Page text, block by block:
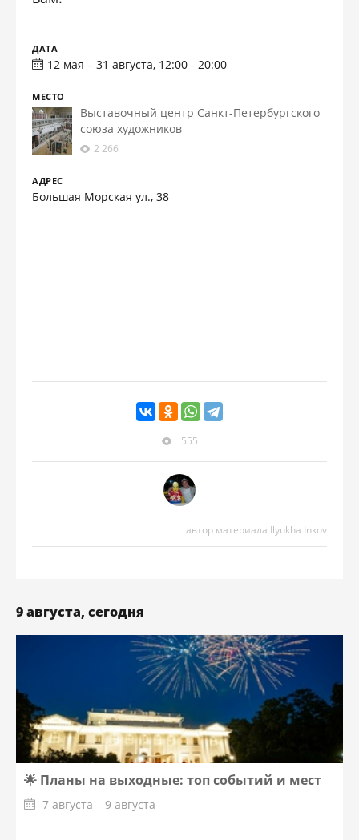
ДАТА
12 мая – 31 августа, 12:00 - 20:00
МЕСТО
Выставочный центр Санкт-Петербургского
союза художников
2 266
АДРЕС
Большая Морская ул., 38
555
автор материала Ilyukha Inkov
9 августа, сегодня
🌟 Планы на выходные: топ событий и мест
7 августа – 9 августа